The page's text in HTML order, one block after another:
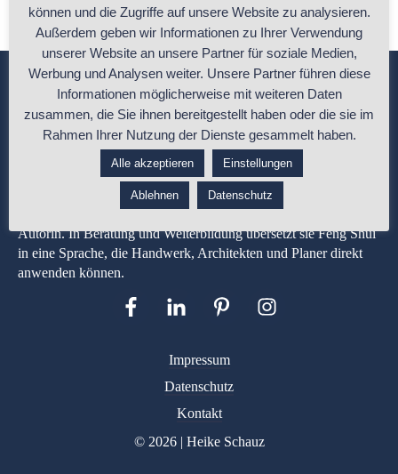
Heike Schauz ist Malermeisterin und Feng-Shui-Expertin mit
über 35 Jahren Berufserfahrung in Gestaltung, Materialwirkung
und Raumplanung. Entwicklerin der apprico COLOURS® und
Autorin. In Beratung und Weiterbildung übersetzt sie Feng Shui
in eine Sprache, die Handwerk, Architekten und Planer direkt
anwenden können.
Impressum
Datenschutz
Kontakt
© 2026 | Heike Schauz
können und die Zugriffe auf unsere Website zu analysieren.
Außerdem geben wir Informationen zu Ihrer Verwendung
unserer Website an unsere Partner für soziale Medien,
Werbung und Analysen weiter. Unsere Partner führen diese
Informationen möglicherweise mit weiteren Daten
zusammen, die Sie ihnen bereitgestellt haben oder die sie im
Rahmen Ihrer Nutzung der Dienste gesammelt haben.
Alle akzeptieren Einstellungen
Ablehnen Datenschutz